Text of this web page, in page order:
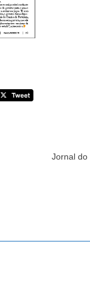
Jornal do